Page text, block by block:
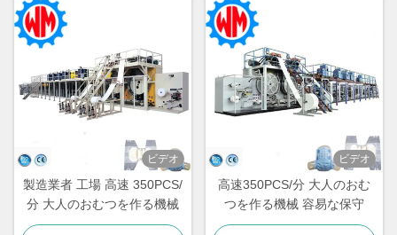
ビデオ
製造業者 工場 高速 350PCS/
分 大人のおむつを作る機械
ビデオ
高速350PCS/分 大人のおむ
つを作る機械 容易な保守